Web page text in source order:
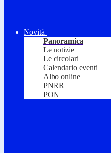
Novità
Panoramica
Le notizie
Le circolari
Calendario eventi
Albo online
PNRR
PON